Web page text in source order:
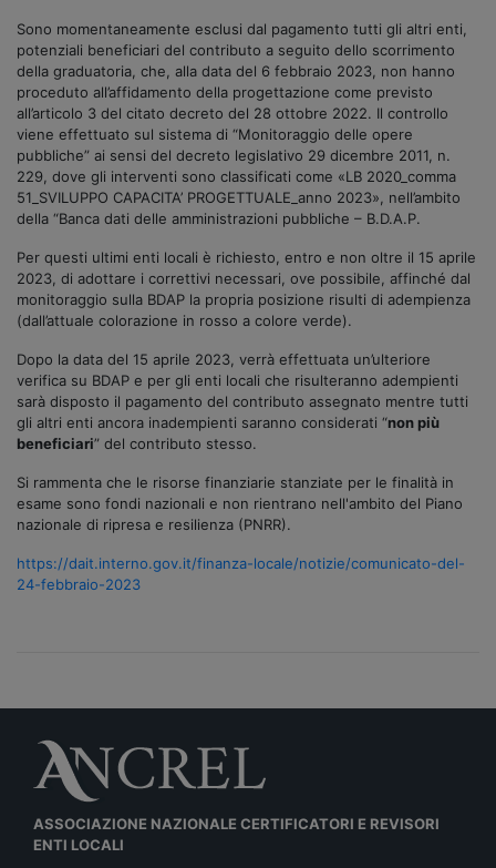
Sono momentaneamente esclusi dal pagamento tutti gli altri enti,
potenziali beneficiari del contributo a seguito dello scorrimento
della graduatoria, che, alla data del 6 febbraio 2023, non hanno
proceduto all’affidamento della progettazione come previsto
all’articolo 3 del citato decreto del 28 ottobre 2022. Il controllo
viene effettuato sul sistema di “Monitoraggio delle opere
pubbliche” ai sensi del decreto legislativo 29 dicembre 2011, n.
229, dove gli interventi sono classificati come «LB 2020_comma
51_SVILUPPO CAPACITA’ PROGETTUALE_anno 2023», nell’ambito
della “Banca dati delle amministrazioni pubbliche – B.D.A.P.
Per questi ultimi enti locali è richiesto, entro e non oltre il 15 aprile
2023, di adottare i correttivi necessari, ove possibile, affinché dal
monitoraggio sulla BDAP la propria posizione risulti di adempienza
(dall’attuale colorazione in rosso a colore verde).
Dopo la data del 15 aprile 2023, verrà effettuata un’ulteriore
verifica su BDAP e per gli enti locali che risulteranno adempienti
sarà disposto il pagamento del contributo assegnato mentre tutti
gli altri enti ancora inadempienti saranno considerati “non più
beneficiari” del contributo stesso.
Si rammenta che le risorse finanziarie stanziate per le finalità in
esame sono fondi nazionali e non rientrano nell'ambito del Piano
nazionale di ripresa e resilienza (PNRR).
https://dait.interno.gov.it/finanza-locale/notizie/comunicato-del-
24-febbraio-2023
ASSOCIAZIONE NAZIONALE CERTIFICATORI E REVISORI
ENTI LOCALI